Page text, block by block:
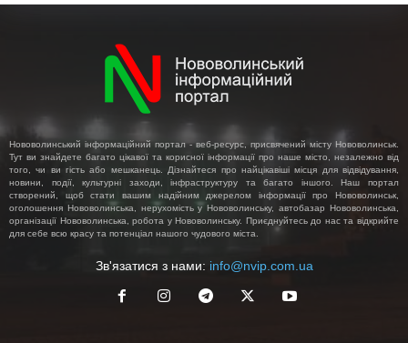
Нововолинський інформаційний портал - веб-ресурс, присвячений місту Нововолинськ.
Тут ви знайдете багато цікавої та корисної інформації про наше місто, незалежно від
того, чи ви гість або мешканець. Дізнайтеся про найцікавіші місця для відвідування,
новини, події, культурні заходи, інфраструктуру та багато іншого. Наш портал
створений, щоб стати вашим надійним джерелом інформації про Нововолинськ,
оголошення Нововолинська, нерухомість у Нововолинську, автобазар Нововолинська,
організації Нововолинська, робота у Нововолинську. Приєднуйтесь до нас та відкрийте
для себе всю красу та потенціал нашого чудового міста.
Зв'язатися з нами: info@nvip.com.ua